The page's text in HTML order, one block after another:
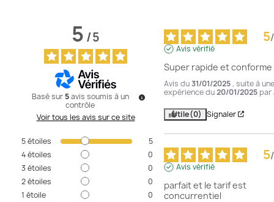
5/5
Basé sur 5 avis soumis à un
contrôle
Voir tous les avis sur ce site
5étoiles
5
4étoiles
0
3 étoiles
0
2étoiles
0
1 étoile 0
5/
Avis vérifié
Super rapide et conforme
Avis du 31/01/2025, suite à une
expérience du20/01/2025 par
Utile(0) Signaler
5/
Avis vérifié
parfait et le tarif est
concurrentiel